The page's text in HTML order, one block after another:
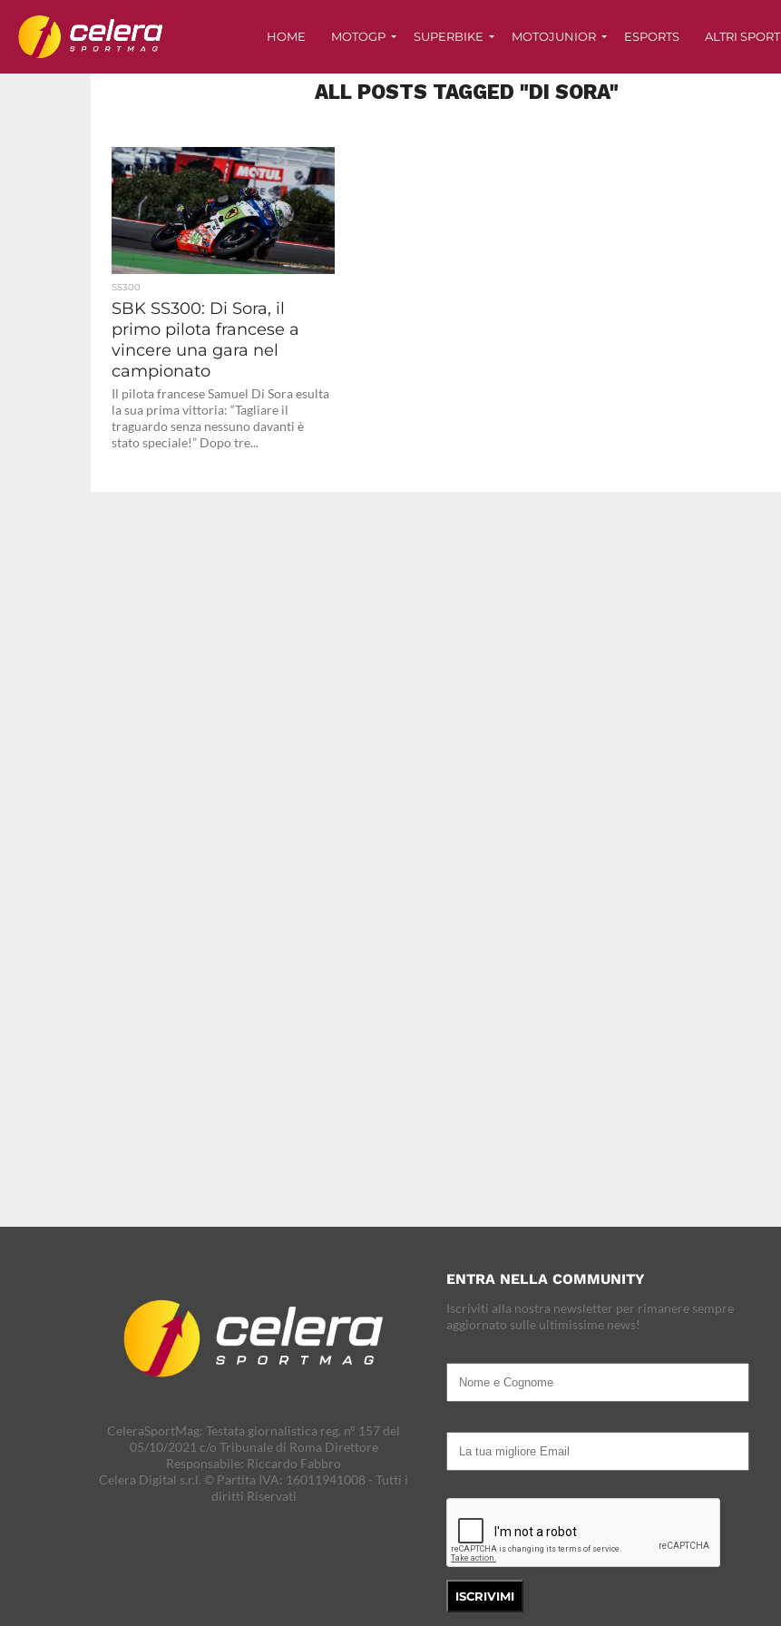
HOME MOTOGP SUPERBIKE MOTOJUNIOR ESPORTS ALTRI SPORT
ALL POSTS TAGGED "DI SORA"
SS300
SBK SS300: Di Sora, il
primo pilota francese a
vincere una gara nel
campionato
Il pilota francese Samuel Di Sora esulta
la sua prima vittoria: “Tagliare il
traguardo senza nessuno davanti è
stato speciale!” Dopo tre...
CeleraSportMag: Testata giornalistica reg. n° 157 del
05/10/2021 c/o Tribunale di Roma Direttore
Responsabile: Riccardo Fabbro
Celera Digital s.r.l. © Partita IVA: 16011941008 - Tutti i
diritti Riservati
ENTRA NELLA COMMUNITY
Iscriviti alla nostra newsletter per rimanere sempre
aggiornato sulle ultimissime news!
ISCRIVIMI